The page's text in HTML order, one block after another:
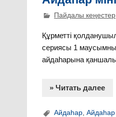
Пайдалы кеңестер
Құрметті
сериясы 1 маусымның
айдаһарына
» Читать далее
Айдаһар ,Айдаһар